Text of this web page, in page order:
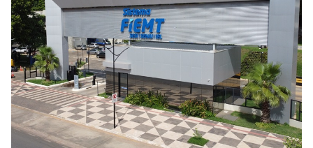
Agenda
Trabalhe Conosco
Portal do Fornecedor
Ouvidoria FIEMT
Certidões
Privacidade e Proteção
de Dados